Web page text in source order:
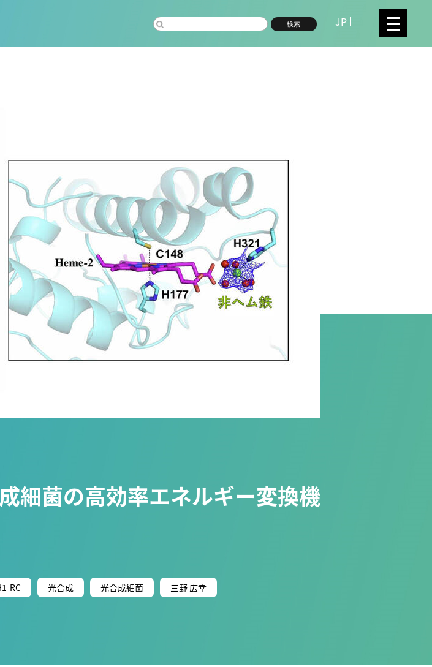
検索 JP
科 (116) トランスフォーマティブ生命分子研究所 (75) 環境学研究科 (67)
植物 (33) 機械学習 (31) 高等研究院 (26)
生物機能開発利用研究センタ
宙 (21) 創薬科学研究科 (20) シロイヌナズナ (19) オーロラ (17)
細菌の高効率エネルギー変換機
RC 光合成 光合成細菌 三野 広幸